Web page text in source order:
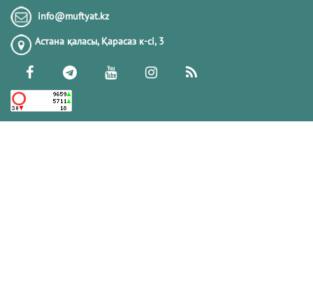
Тіл-көзден сақтану және одан арылу
жолдарын білесіз бе?
13.11.2017 178857
ГҮЛЕНШІЛЕР
info@muftyat.kz
Астана қаласы, Қарасаз к-сi, 3